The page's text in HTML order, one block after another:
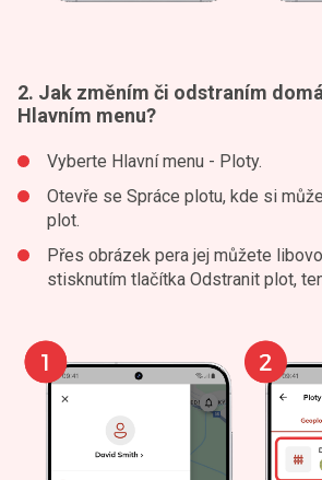
2. Jak změním či odstraním
Hlavním menu?
Vyberte Hlavní menu - Ploty.
Otevře se Spráce plotu, kde si
plot.
Přes obrázek pera jej můžete
stisknutím tlačítka Odstranit plot,